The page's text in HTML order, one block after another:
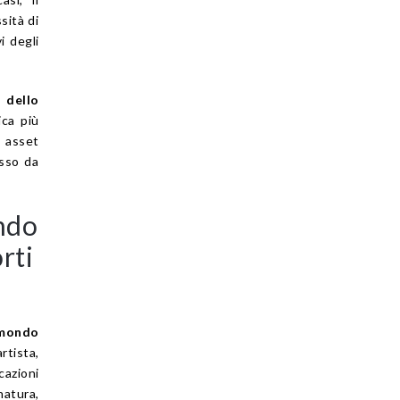
di
degli
dello
più
asset
da